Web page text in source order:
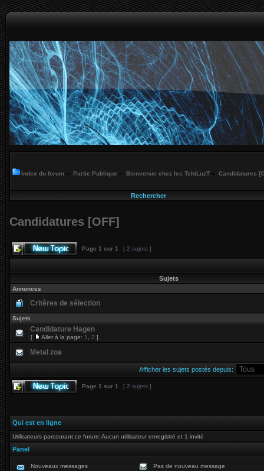
Index du forum » Partie Publique » Bienvenue chez les TchiLuzT » Candidatures
Rechercher
Candidatures [OFF]
Page 1 sur 1 [ 2 sujets ]
Sujets
Annonces
Critères de sélection
Sujets
Candidature Hagen
[ Aller à la page: 1 2 ]
Metal zoa
Afficher les sujets postés depuis:
Page 1 sur 1 [ 2 sujets ]
Qui est en ligne
Utilisateurs parcourant ce forum: Aucun utilisateur enregistré et 1 invité
Panel
Nouveaux messages
Pas de nouveau message